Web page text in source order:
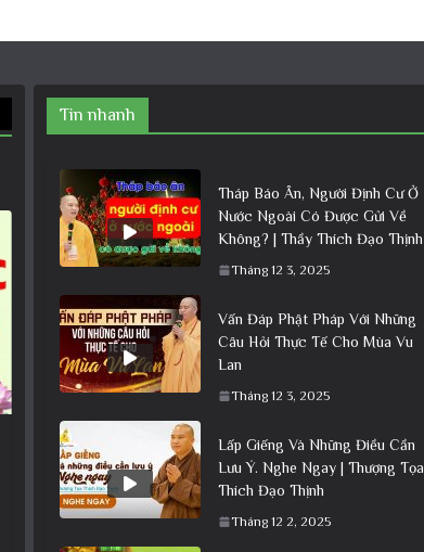
Tin nhanh
Tháp Báo Ân, Người Định Cư Ở
Nước Ngoài Có Được Gửi Về
Không? | Thầy Thích Đạo Thịnh
Tháng 12 3, 2025
Vấn Đáp Phật Pháp Với Những
Câu Hỏi Thực Tế Cho Mùa Vu
Lan
Tháng 12 3, 2025
Lấp Giếng Và Những Điều Cần
Lưu Ý. Nghe Ngay | Thượng Tọa
Thích Đạo Thịnh
Tháng 12 2, 2025